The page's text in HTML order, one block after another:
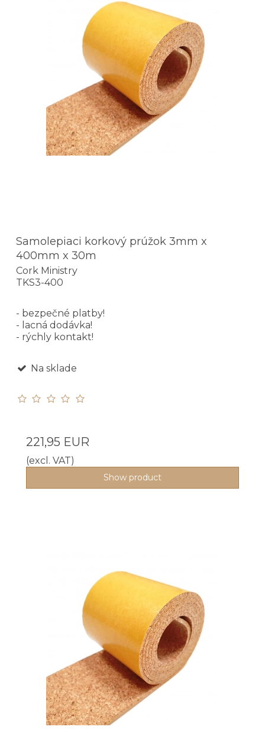
Samolepiaci korkový prúžok 3mm x
400mm x 30m
Cork Ministry
TKS3-400
- bezpečné platby!
- lacná dodávka!
- rýchly kontakt!
Na sklade
221,95 EUR
(excl. VAT)
Show product